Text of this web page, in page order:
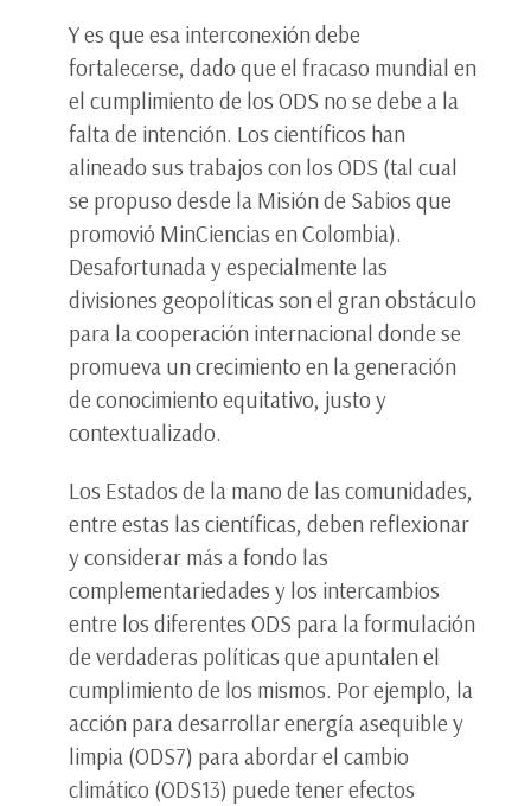
Y es que esa interconexión debe
fortalecerse, dado que el fracaso mundial en
el cumplimiento de los ODS no se debe a la
falta de intención. Los científicos han
alineado sus trabajos con los ODS (tal cual
se propuso desde la Misión de Sabios que
promovió MinCiencias en Colombia).
Desafortunada y especialmente las
divisiones geopolíticas son el gran obstáculo
para la cooperación internacional donde se
promueva un crecimiento en la generación
de conocimiento equitativo, justo y
contextualizado.
Los Estados de la mano de las comunidades,
entre estas las científicas, deben reflexionar
y considerar más a fondo las
complementariedades y los intercambios
entre los diferentes ODS para la formulación
de verdaderas políticas que apuntalen el
cumplimiento de los mismos. Por ejemplo, la
acción para desarrollar energía asequible y
limpia (ODS7) para abordar el cambio
climático (ODS13) puede tener efectos